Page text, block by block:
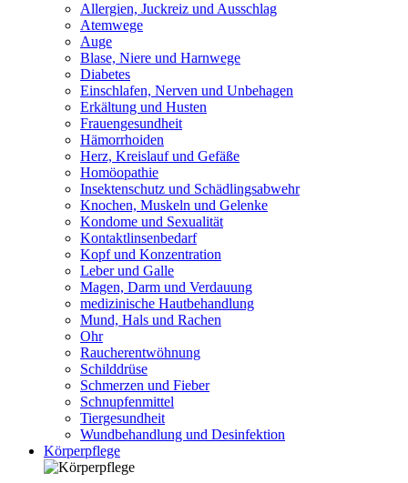
Allergien, Juckreiz und Ausschlag
Atemwege
Auge
Blase, Niere und Harnwege
Diabetes
Einschlafen, Nerven und Unbehagen
Erkältung und Husten
Frauengesundheit
Hämorrhoiden
Herz, Kreislauf und Gefäße
Homöopathie
Insektenschutz und Schädlingsabwehr
Knochen, Muskeln und Gelenke
Kondome und Sexualität
Kontaktlinsenbedarf
Kopf und Konzentration
Leber und Galle
Magen, Darm und Verdauung
medizinische Hautbehandlung
Mund, Hals und Rachen
Ohr
Raucherentwöhnung
Schilddrüse
Schmerzen und Fieber
Schnupfenmittel
Tiergesundheit
Wundbehandlung und Desinfektion
Körperpflege